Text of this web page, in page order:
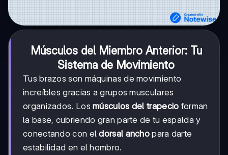
Músculos del Miembro Anterior: Tu
Sistema de Movimiento
Tus brazos son máquinas de movimiento
increíbles gracias a grupos musculares
organizados. Losmúsculos del trapecio forman
la base, cubriendo gran parte de tu espalda y
conectando con eldorsal ancho para darte
estabilidad en el hombro.